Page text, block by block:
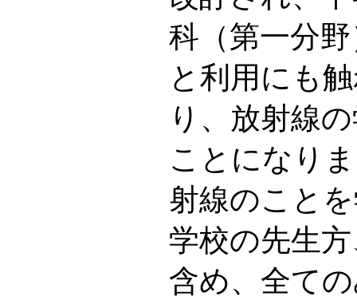
科（第一分
と利用にも
り、放射線
ことになり
射線のこと
学校の先生
含め、全て